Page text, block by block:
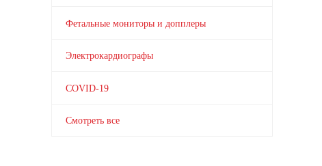
Фетальные мониторы и допплеры
Электрокардиографы
COVID-19
Смотреть все